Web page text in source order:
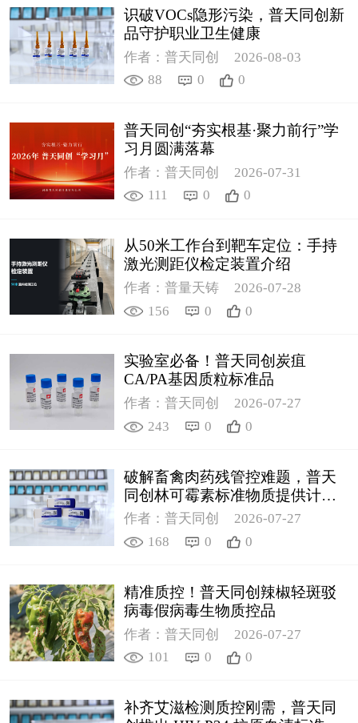
识破VOCs隐形污染，普天同创新
品守护职业卫生健康
作者：普天同创
2026-08-03
88
0 0
普天同创“夯实根基·聚力前行”学
习月圆满落幕
作者：普天同创
2026-07-31
111
0 0
从50米工作台到靶车定位：手持
激光测距仪检定装置介绍
作者：普量天铸
2026-07-28
156
0 0
实验室必备！普天同创炭疽
CA/PA基因质粒标准品
作者：普天同创
2026-07-27
243
0 0
破解畜禽肉药残管控难题，普天
同创林可霉素标准物质提供计量
支撑
作者：普天同创
2026-07-27
168
0 0
精准质控！普天同创辣椒轻斑驳
病毒假病毒生物质控品
作者：普天同创
2026-07-27
101
0 0
补齐艾滋检测质控刚需，普天同